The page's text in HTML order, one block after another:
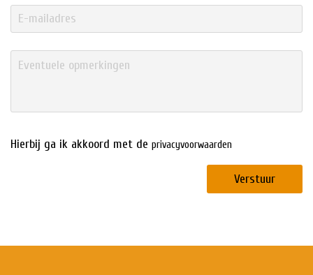
Hierbij ga ik akkoord met de privacyvoorwaarden
Verstuur